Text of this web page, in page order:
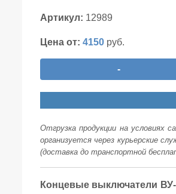
Артикул: 12989
Цена от: 4150 руб.
-
Отгрузка продукции на условиях
организуется через курьерские
(доставка до транспортной
Концевые выключатели